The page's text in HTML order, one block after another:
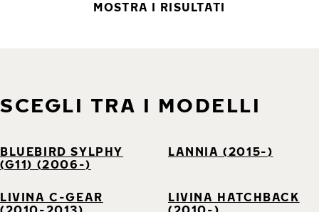
MOSTRA I RISULTATI
SCEGLI TRA I MODELLI
BLUEBIRD SYLPHY
(G11) (2006-)
LANNIA (2015-)
LIVINA C-GEAR
LIVINA HATCHBACK